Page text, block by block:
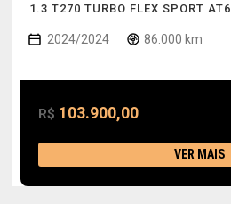
1.3 T270 TURBO FLEX SPORT AT6
2024/2024 86.000 km
R$ 103.900,00
VER MAIS